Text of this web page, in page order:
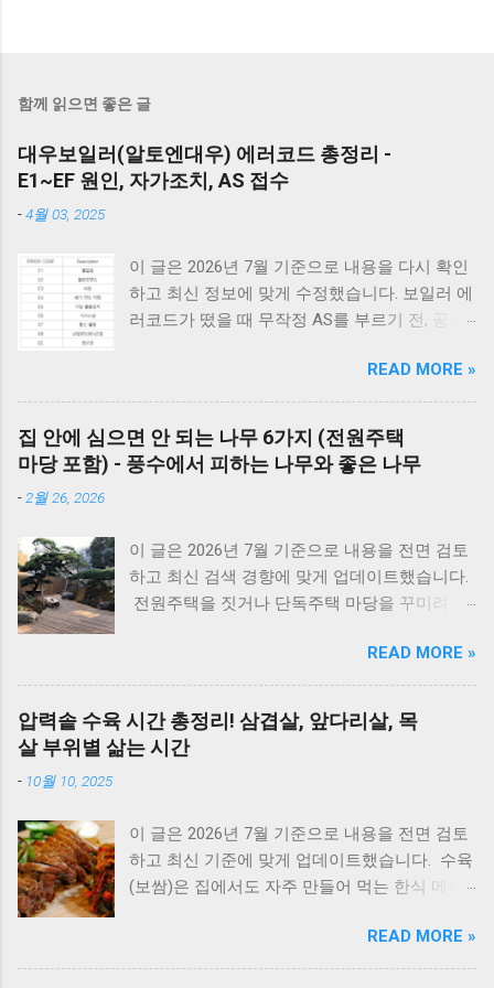
함께 읽으면 좋은 글
대우보일러(알토엔대우) 에러코드 총정리 -
E1~EF 원인, 자가조치, AS 접수
-4월 03, 2025
이 글은 2026년 7월 기준으로 내용을 다시 확인
하고 최신 정보에 맞게 수정했습니다. 보일러 에
러코드가 떴을 때 무작정 AS를 부르기 전, 공통
밸브가 열려 있는지, 2) 전원 플러그를 뽑았다가
5분 뒤 다시 꽂아보았는지(리셋), 3) 실내 온도
조절기의 설정이 올바른지 확인해보세요. 상세
코드는 아래에서 확인할 수 있습니다. E1부터 EF
까지 모든 대우보일러(알토엔대우) 에러코드의
드 E1~EF 원인과 해결법 (AS 전 자가점검, 수리
비) 🚨 잠깐! AS 부르기 전 이것만은 확인하세
요! 에러코드 E1 - 단수나 동파를 확인하세요.
드 E2 - 가스 밸브가 잠겨있지 않나요? 가스레인
지를 켜서 가스가 공급되는지 먼저 확인하세요.
리셋의 마법 - 코드를 뽑고 5분 뒤 다시 꽂는 것
만으로도 단순 센서 오류의 70%는 해결됩니다.
방법 E1 원인 : 물 부족, 단수, 동파 확인 : 급수밸
브·단수 여부 확인 조치 : 물 보충 후 리셋 ※ 반
복되면 AS 점검 E2 원인 : 불완전 연소, 가스 공
급 이상 확인 : 가스밸브, 가스레인지 작동 여부
조치 : 가스 확인 후 리셋 E3 원인 : 과열(비등) 확
READ MORE »
집 안에 심으면 안 되는 나무 6가지 (전원주택
마당 포함) - 풍수에서 피하는 나무와 좋은 나무
-2월 26, 2026
이 글은 2026년 7월 기준으로 내용을 전면 검토
하고 최신 검색 경향에 맞게 업데이트했습니다.
전원주택을 짓거나 단독주택 마당을 꾸미려고
다. 바로 ‘ 집 안에 심으면 안 되는 나무 ’ 입니다.
여기서 말하는 ‘집 안’은 실내 화분만을 뜻하는
게 아니라, 담장 안 마당과 집터 전체를 두고 하
는 말입니다. 요즘은 보기 좋은 조경수만 고르기
보다는, 풍수 인테리어라든지 집터의 기운, 재물
위기와 흐름에 어떤 영향을 줄지 한 번 더 고민
하게 됩니다. 인터넷에는 여러 이야기가 있지만,
대부분은 풍수와 민간 신앙에서 전해 내려온 내
다. 이 글에서는 전통적인 의미와 실제 조경 관
리 이유를 함께 설명드립니다. 지금부터는 1. 우
READ MORE »
압력솥 수육 시간 총정리! 삼겹살, 앞다리살, 목
살 부위별 삶는 시간
- 10월 10, 2025
이 글은 2026년 7월 기준으로 내용을 전면 검토
하고 최신 기준에 맞게 업데이트했습니다. 수육
(보쌈)은 집에서도 자주 만들어 먹는 한식 메뉴
때문에 선뜻 도전하지 못하는 분들도 많습니다.
그런데 압력솥 을 사용하면 삶는 시간을 줄이면
READ MORE »